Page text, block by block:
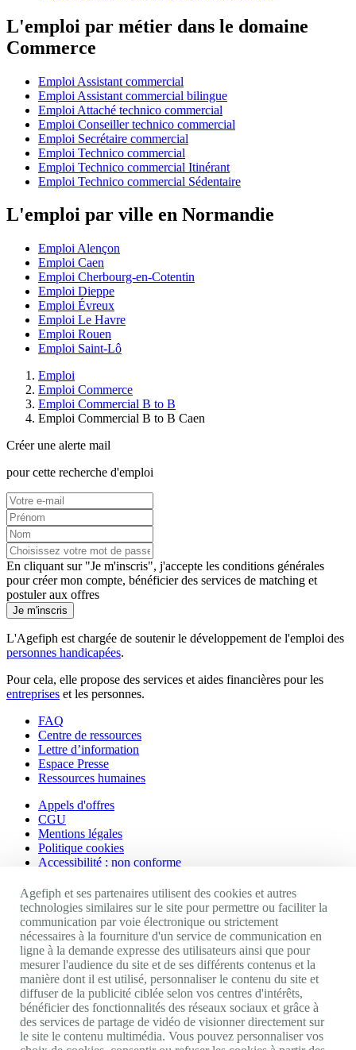
L'emploi par métier dans le domaine
Commerce
Emploi Assistant commercial
Emploi Assistant commercial bilingue
Emploi Attaché technico commercial
Emploi Conseiller technico commercial
Emploi Secrétaire commercial
Emploi Technico commercial
Emploi Technico commercial Itinérant
Emploi Technico commercial Sédentaire
L'emploi par ville en Normandie
Emploi Alençon
Emploi Caen
Emploi Cherbourg-en-Cotentin
Emploi Dieppe
Emploi Évreux
Emploi Le Havre
Emploi Rouen
Emploi Saint-Lô
Emploi
Emploi Commerce
Emploi Commercial B to B
Emploi Commercial B to B Caen
Créer une alerte mail
pour cette recherche d'emploi
En cliquant sur "Je m'inscris", j'accepte les conditions générales
pour créer mon compte, bénéficier des services de matching et
postuler aux offres
Je m'inscris
L'Agefiph est chargée de soutenir le développement de l'emploi des
personnes handicapées.
Pour cela, elle propose des services et aides financières pour les
entreprises et les personnes.
FAQ
Centre de ressources
Lettre d’information
Espace Presse
Ressources humaines
Appels d'offres
CGU
Mentions légales
Politique cookies
Accessibilité : non conforme
Nos autres sites
Site portail Agefiph
Activateur de progrès
Handinnov
Innovation et recherche
Université du RRH
Service AppuiPro
Nous suivre
Agefiph et ses partenaires utilisent des cookies et autres
technologies similaires sur le site pour permettre ou faciliter la
communication par voie électronique ou strictement
nécessaires à la fourniture d'un service de communication en
ligne à la demande expresse des utilisateurs ainsi que pour
mesurer l'audience du site et de ses différents contenus et la
manière dont il est utilisé, personnaliser le contenu du site et
diffuser de la publicité ciblée selon vos centres d'intérêts,
bénéficier des fonctionnalités des réseaux sociaux et grâce à
des services de partage de vidéo de visionner directement sur
le site le contenu multimédia. Vous pouvez personnaliser vos